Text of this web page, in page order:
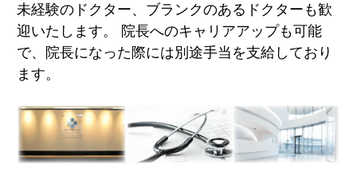
未経験のドクター、ブランクのあるドクターも歓
迎いたします。 院長へのキャリアアップも可能
で、院長になった際には別途手当を支給しており
ます。